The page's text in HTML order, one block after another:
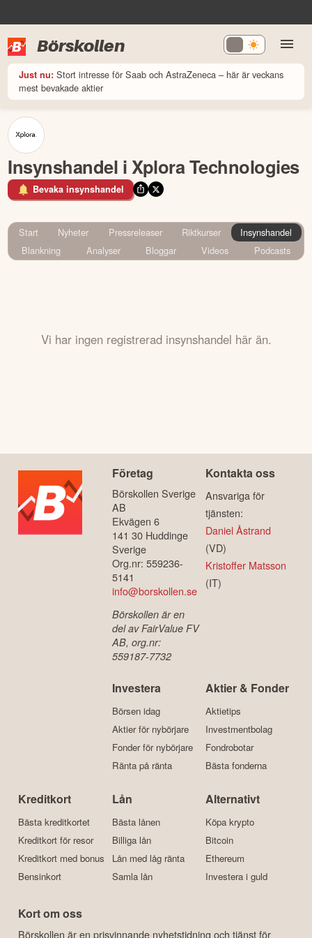
Börskollen
Just nu: Stort intresse för Saab och AstraZeneca – här är veckans
mest bevakade aktier
Insynshandel i Xplora Technologies
Bevaka insynshandel
Start Nyheter Pressreleaser Riktkurser
Insynshandel
Blankning
Analyser Bloggar Videos Podcasts
Vi har ingen registrerad insynshandel här än.
Företag
Börskollen Sverige
AB
Ekvägen 6
141 30 Huddinge
Sverige
Org.nr: 559236-
5141
info@borskollen.se
Börskollen är en
del av FairValue FV
AB, org.nr:
559187-7732
Kontakta oss
Ansvariga för
tjänsten:
Daniel Åstrand
(VD)
Kristoffer Matsson
(IT)
Investera
Börsen idag
Aktier för nybörjare
Fonder för nybörjare
Ränta på ränta
Aktier & Fonder
Aktietips
Investmentbolag
Fondrobotar
Bästa fonderna
Kreditkort
Bästa kreditkortet
Kreditkort för resor
Kreditkort med bonus
Bensinkort
Lån
Bästa lånen
Billiga lån
Lån med låg ränta
Samla lån
Alternativt
Köpa krypto
Bitcoin
Ethereum
Investera i guld
Kort om oss
Börskollen är en prisvinnande nyhetstidning och tjänst för